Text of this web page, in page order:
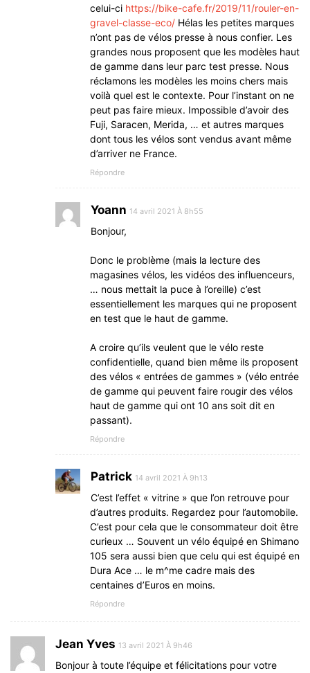
celui-ci https://bike-cafe.fr/2019/11/rouler-en-
gravel-classe-eco/ Hélas les petites marques
n’ont pas de vélos presse à nous confier. Les
grandes nous proposent que les modèles haut
de gamme dans leur parc test presse. Nous
réclamons les modèles les moins chers mais
voilà quel est le contexte. Pour l’instant on ne
peut pas faire mieux. Impossible d’avoir des
Fuji, Saracen, Merida, … et autres marques
dont tous les vélos sont vendus avant même
d’arriver ne France.
Répondre
Yoann 14 avril 2021 À 8h55
Bonjour,
Donc le problème (mais la lecture des
magasines vélos, les vidéos des influenceurs,
… nous mettait la puce à l’oreille) c’est
essentiellement les marques qui ne proposent
en test que le haut de gamme.
A croire qu’ils veulent que le vélo reste
confidentielle, quand bien même ils proposent
des vélos « entrées de gammes » (vélo entrée
de gamme qui peuvent faire rougir des vélos
haut de gamme qui ont 10 ans soit dit en
passant).
Répondre
Patrick 14 avril 2021 À 9h13
C’est l’effet « vitrine » que l’on retrouve pour
d’autres produits. Regardez pour l’automobile.
C’est pour cela que le consommateur doit être
curieux … Souvent un vélo équipé en Shimano
105 sera aussi bien que celu qui est équipé en
Dura Ace … le m^me cadre mais des
centaines d’Euros en moins.
Répondre
Jean Yves 13 avril 2021 À 9h46
Bonjour à toute l’équipe et félicitations pour votre